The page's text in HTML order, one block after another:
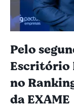
Pelo
Escritório
no
da EXAME